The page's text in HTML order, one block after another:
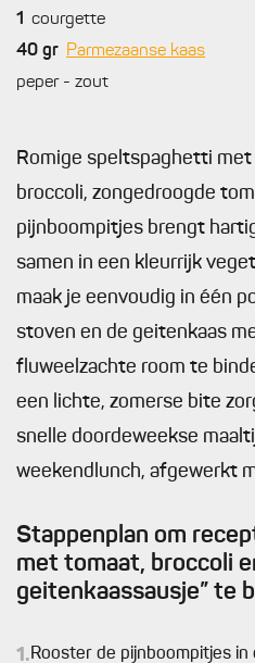
1
courgette
40 gr Parmezaanse kaas
peper - zout
Romige speltspaghetti
broccoli, zongedroogde
pijnboompitjes brengt
samen in een kleurrijk
maak je eenvoudig in één
stoven en de geitenkaas
fluweelzachte room te
een lichte, zomerse bite
snelle doordeweekse
weekendlunch, afgewerkt
Stappenplan om
met tomaat, broccoli
geitenkaassausje” te
1.Rooster de pijnboompitjes